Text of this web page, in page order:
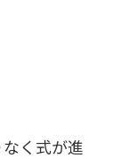
く式が進